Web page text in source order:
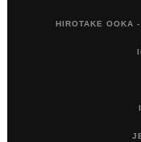
HIROTAKE OOKA